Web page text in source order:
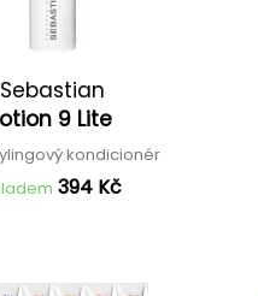
Sebastian
9 Lite
kondicionér
394 Kč